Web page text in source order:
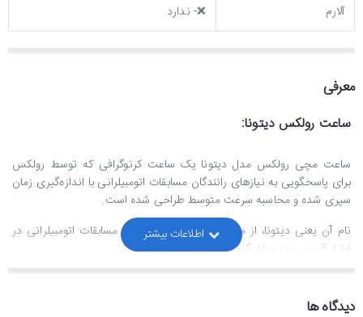
آلارم
❌- ندارد
معرفی
ساعت رولکس دیتونا:
ساعت مچی رولکس مدل دیتونا یک ساعت کرنوگرافی که توسط رولکس
برای پاسخگویی به نیازهای رانندگان مسابقات اتومبیلرانی با اندازه‌گیری زمان
سپری شده و محاسبه سرعت متوسط ​​طراحی شده است.
نام آن یعنی دیتونا، از محلی در فلوریدا، جایی که مسابقات اتومبیلرانی در
اوایل قرن بیستم رونق گرفت، برگرفته شده است.
اسپرت و جذاب این شرکت محسوب می شود. این مدل از دیتونا که
دیدگاه ها